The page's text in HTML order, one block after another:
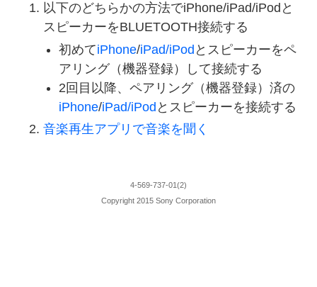
以下のどちらかの方法でiPhone/iPad/iPodと
スピーカーをBLUETOOTH接続する
初めてiPhone/iPad/iPod とスピーカーをペ
アリング（機器登録）して接続する
2回目以降、ペアリング（機器登録）済の
iPhone/iPad/iPod とスピーカーを接続する
音楽再生アプリで音楽を聞く
4-569-737-01(2)
Copyright 2015 Sony Corporation